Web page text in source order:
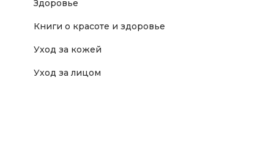
Здоровье
Книги о красоте и здоровье
Уход за кожей
Уход за лицом